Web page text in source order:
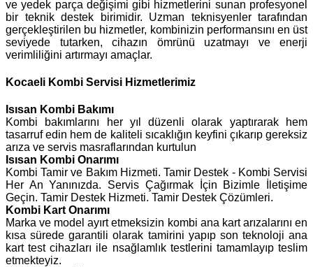
ve yedek parça değişimi gibi hizmetlerini sunan profesyonel
bir teknik destek birimidir. Uzman teknisyenler tarafından
gerçekleştirilen bu hizmetler, kombinizin performansını en üst
seviyede tutarken, cihazın ömrünü uzatmayı ve enerji
verimliliğini artırmayı amaçlar.
Kocaeli Kombi Servisi Hizmetlerimiz
Isısan Kombi Bakımı
Kombi bakımlarını her yıl düzenli olarak yaptırarak hem
tasarruf edin hem de kaliteli sıcaklığın keyfini çıkarıp gereksiz
arıza ve servis masraflarından kurtulun
Isısan Kombi Onarımı
Kombi Tamir ve Bakım Hizmeti. Tamir Destek - Kombi Servisi
Her An Yanınızda. Servis Çağırmak İçin Bizimle İletişime
Geçin. Tamir Destek Hizmeti. Tamir Destek Çözümleri.
Kombi Kart Onarımı
Marka ve model ayırt etmeksizin kombi ana kart arızalarını en
kısa sürede garantili olarak tamirini yapıp son teknoloji ana
kart test cihazları ile nsağlamlık testlerini tamamlayıp teslim
etmekteyiz.